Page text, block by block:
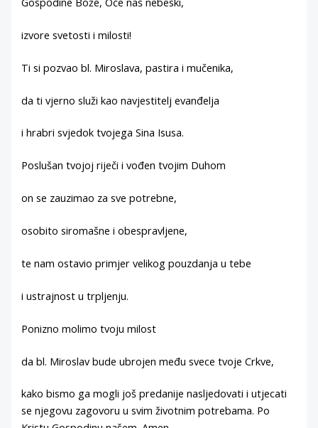
izvore svetosti i milosti!
Ti si pozvao bl. Miroslava, pastira i mučenika,
da ti vjerno služi kao navjestitelj evanđelja
i hrabri svjedok tvojega Sina Isusa.
Poslušan tvojoj riječi i vođen tvojim Duhom
on se zauzimao za sve potrebne,
osobito siromašne i obespravljene,
te nam ostavio primjer velikog pouzdanja u tebe
i ustrajnost u trpljenju.
Ponizno molimo tvoju milost
da bl. Miroslav bude ubrojen među svece tvoje Crkve,
kako bismo ga mogli još predanije nasljedovati i utjecati
se njegovu zagovoru u svim životnim potrebama. Po